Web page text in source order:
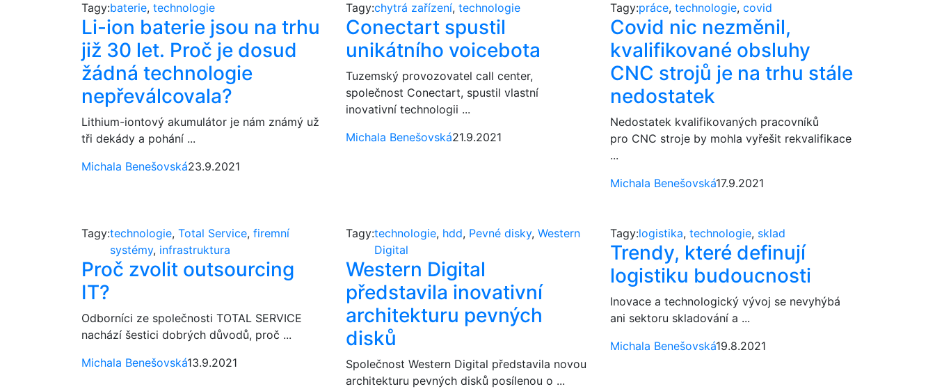
Tagy:baterie, technologie
Li-ion baterie jsou na trhu
již 30 let. Proč je dosud
žádná technologie
nepřeválcovala?
Lithium-iontový akumulátor je nám známý už
tři dekády a pohání ...
Michala Benešovská23.9.2021
Tagy:chytrá zařízení, technologie
Conectart spustil
unikátního voicebota
Tuzemský provozovatel call center,
společnost Conectart, spustil vlastní
inovativní technologii ...
Michala Benešovská21.9.2021
Tagy:práce, technologie, covid
Covid nic nezměnil,
kvalifikované obsluhy
CNC strojů je na trhu stále
nedostatek
Nedostatek kvalifikovaných pracovníků
pro CNC stroje by mohla vyřešit rekvalifikace
...
Michala Benešovská17.9.2021
Tagy:technologie, Total Service, firemní
systémy, infrastruktura
Proč zvolit outsourcing
IT?
Odborníci ze společnosti TOTAL SERVICE
nachází šestici dobrých důvodů, proč ...
Michala Benešovská13.9.2021
Tagy:technologie, hdd, Pevné disky, Western
Digital
Western Digital
představila inovativní
architekturu pevných
disků
Společnost Western Digital představila novou
architekturu pevných disků posílenou o ...
Tagy:logistika, technologie, sklad
Trendy, které definují
logistiku budoucnosti
Inovace a technologický vývoj se nevyhýbá
ani sektoru skladování a ...
Michala Benešovská19.8.2021